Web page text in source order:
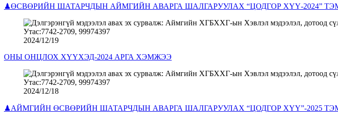
♟ӨСВӨРИЙН ШАТАРЧДЫН АЙМГИЙН АВАРГА ШАЛГАРУУЛАХ “ЦОДГОР ХҮҮ-2024”
2024/12/19
ОНЫ ОНЦЛОХ ХҮҮХЭД-2024 АРГА ХЭМЖЭЭ
2024/12/18
♟АЙМГИЙН ӨСВӨРИЙН ШАТАРЧДЫН АВАРГА ШАЛГАРУУЛАХ “ЦОДГОР ХҮҮ”-2025